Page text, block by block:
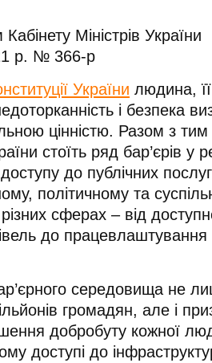
Міністрів України
р. № 366-р
України людина,
і безпека
цінністю. Разом з
стоїть ряд бар’єрів у
до публічних
політичному та
сферах – від
до працевлаштування
середовища не
громадян, але і
добробуту кожної
доступі до